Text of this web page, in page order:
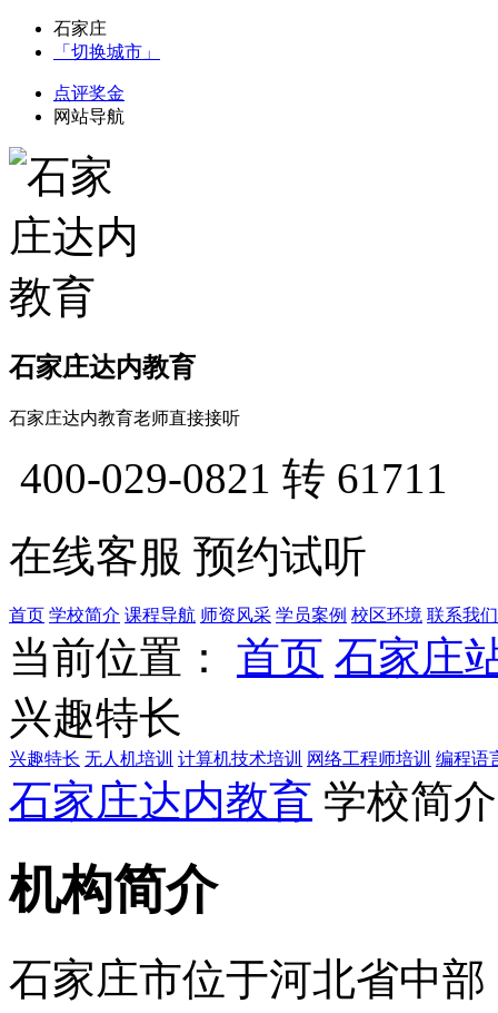
石家庄
「切换城市」
点评奖金
网站导航
石家庄达内教育
石家庄达内教育老师直接接听
400-029-0821 转 61711
在线客服 预约试听
首页 学校简介 课程导航 师资风采 学员案例 校区环境 联系我们
当前位置： 首页 石家庄
兴趣特长
兴趣特长 无人机培训 计算机技术培训 网络工程师培训 编程语
石家庄达内教育 学校简介
机构简介
石家庄市位于河北省中